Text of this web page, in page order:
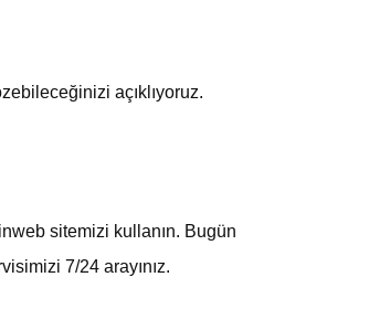
açıklıyoruz.
sitemizi kullanın. Bugün
7/24 arayınız.